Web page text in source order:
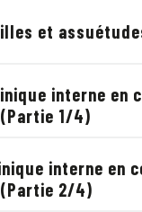
et
interne en
1/4)
interne en
2/4)